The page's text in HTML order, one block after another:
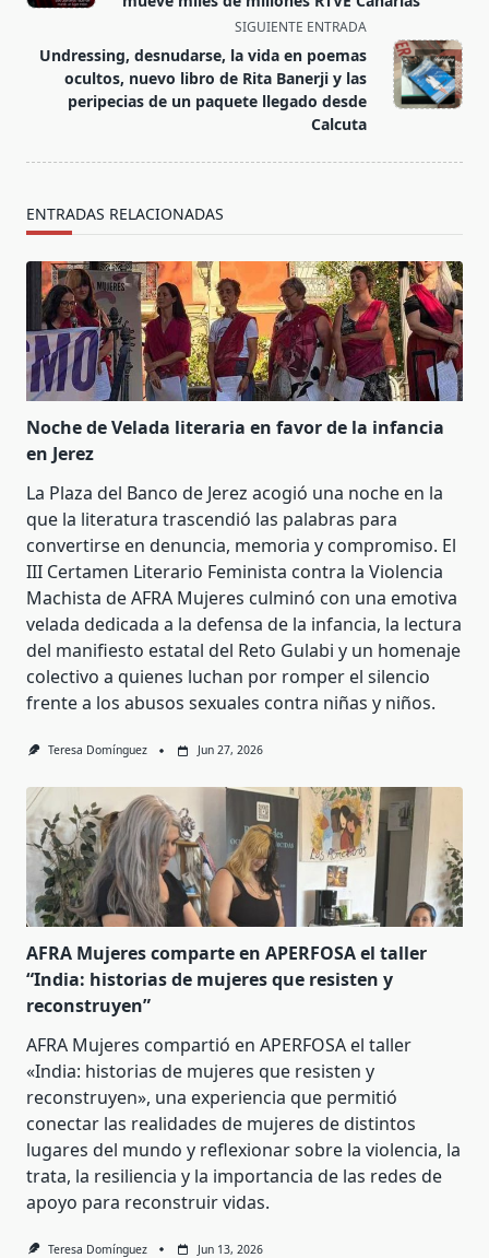
reader-
text">Página</span>
SIGUIENTE ENTRADA
Undressing, desnudarse, la vida en poemas
ocultos, nuevo libro de Rita Banerji y las
peripecias de un paquete llegado desde
Calcuta
ENTRADAS RELACIONADAS
Noche de Velada literaria en favor de la infancia
en Jerez
La Plaza del Banco de Jerez acogió una noche en la
que la literatura trascendió las palabras para
convertirse en denuncia, memoria y compromiso. El
III Certamen Literario Feminista contra la Violencia
Machista de AFRA Mujeres culminó con una emotiva
velada dedicada a la defensa de la infancia, la lectura
del manifiesto estatal del Reto Gulabi y un homenaje
colectivo a quienes luchan por romper el silencio
frente a los abusos sexuales contra niñas y niños.
Teresa Domínguez Jun 27, 2026
AFRA Mujeres comparte en APERFOSA el taller
“India: historias de mujeres que resisten y
reconstruyen”
AFRA Mujeres compartió en APERFOSA el taller
«India: historias de mujeres que resisten y
reconstruyen», una experiencia que permitió
conectar las realidades de mujeres de distintos
lugares del mundo y reflexionar sobre la violencia, la
trata, la resiliencia y la importancia de las redes de
apoyo para reconstruir vidas.
Teresa Domínguez Jun 13, 2026